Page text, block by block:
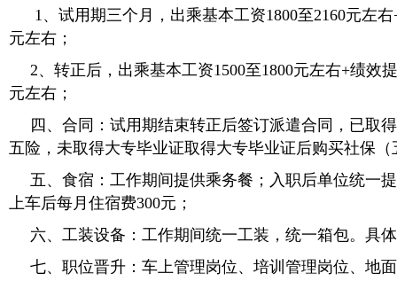
1、试用期三个月，出乘基本工资1800至2160元左
元左右；
2、转正后，出乘基本工资1500至1800元左右+绩效
元左右；
四、合同：试用期结束转正后签订派遣合同，已取
五险，未取得大专毕业证取得大专毕业证后购买社保（
五、食宿：工作期间提供乘务餐；入职后单位统一
上车后每月住宿费300元；
六、工装设备：工作期间统一工装，统一箱包。具
七、职位晋升：车上管理岗位、培训管理岗位、地